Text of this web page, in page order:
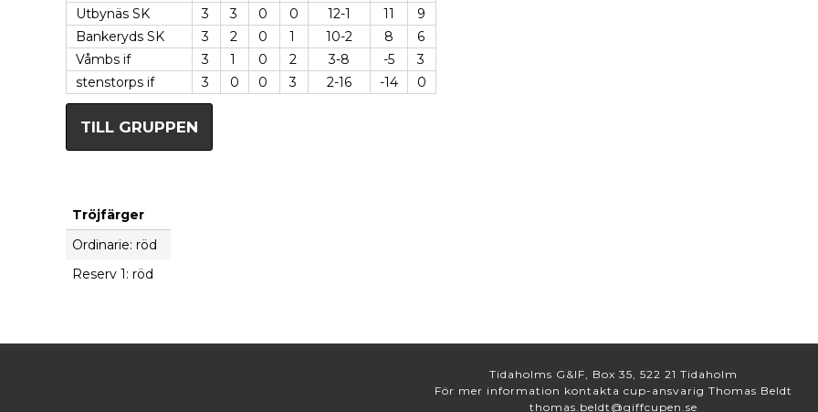
Utbynäs SK
3 3 0 0 12-1 11
9
Bankeryds SK
3 2 0 1 10-2 8
6
Våmbs if
3 1 0 2 3-8 -5
3
stenstorps if
3 0 0 3 2-16 -14 0
TILL GRUPPEN
Tröjfärger
Ordinarie: röd
Reserv 1: röd
Tidaholms G&IF, Box 35, 522 21 Tidaholm
För mer information kontakta cup-ansvarig Thomas Beldt
thomas.beldt@giffcupen.se